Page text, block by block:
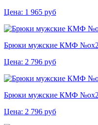
Цена: 1 965 руб
Брюки мужские КМФ
Цена: 2 796 руб
Брюки мужские КМФ
Цена: 2 796 руб